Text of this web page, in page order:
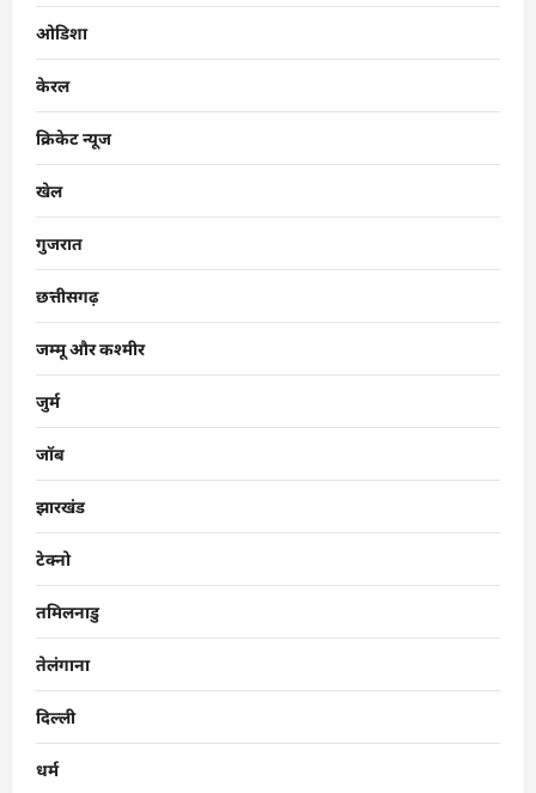
ओडिशा
केरल
क्रिकेट न्यूज
खेल
गुजरात
छत्तीसगढ़
जम्मू और कश्मीर
जुर्म
जॉब
झारखंड
टेक्नो
तमिलनाडु
तेलंगाना
दिल्ली
धर्म